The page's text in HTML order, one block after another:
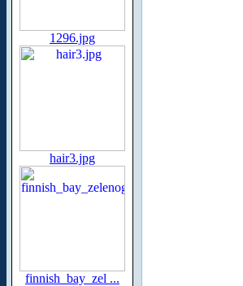
1296.jpg
hair3.jpg
finnish_bay_zel ...